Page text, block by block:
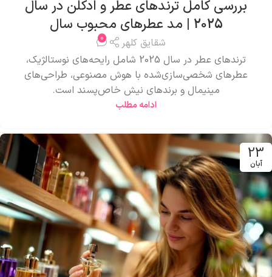
بررسی کامل ترندهای عطر و ادکلن در سال
2025 | مد عطرهای محبوب سال
شقایق کلهر 0
ترندهای عطر در سال 2025 شامل رایحه‌های نوستالژیک،
عطرهای شخصی‌سازی‌شده با هوش مصنوعی، طراحی‌های
مینیمال و برندهای نیش خاص‌پسند است.
ادامه مطلب
23
آبان